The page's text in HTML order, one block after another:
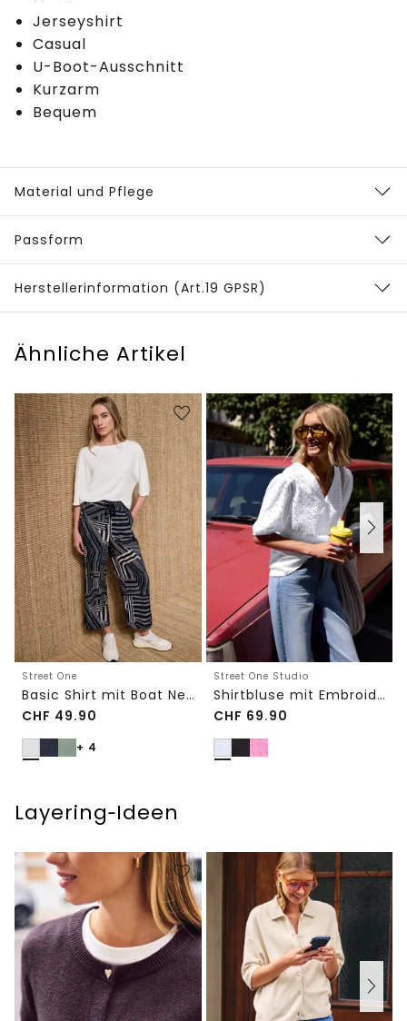
Jerseyshirt
Casual
U-Boot-Ausschnitt
Kurzarm
Bequem
Material und Pflege
Passform
Herstellerinformation (Art.19 GPSR)
Ähnliche Artikel
Street One
Basic Shirt mit Boat Neck und Elastikbund
CHF 49.90
+ 4
Street One Studio
Shirtbluse mit Embroidery-Front
CHF 69.90
Layering‑Ideen